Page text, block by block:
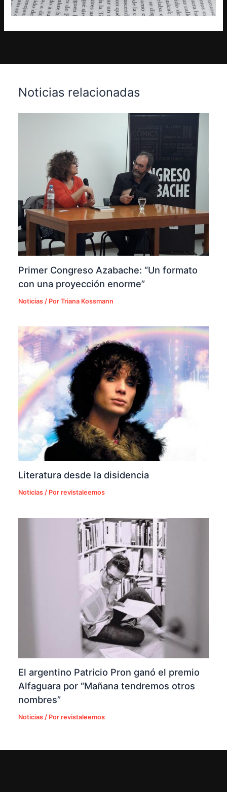
Noticias relacionadas
Primer Congreso Azabache: “Un formato
con una proyección enorme”
Noticias / PorTriana Kossmann
Literatura desde la disidencia
Noticias / Porrevistaleemos
El argentino Patricio Pron ganó el premio
Alfaguara por “Mañana tendremos otros
nombres”
Noticias / Porrevistaleemos